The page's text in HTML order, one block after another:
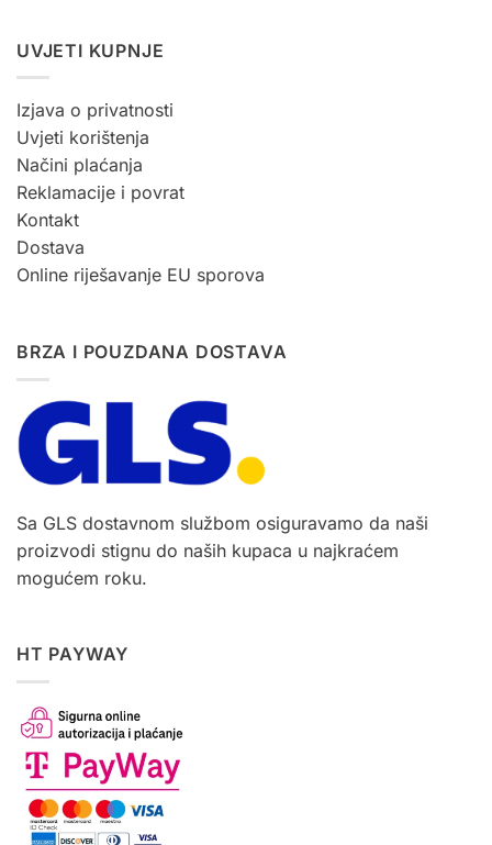
UVJETI KUPNJE
Izjava o privatnosti
Uvjeti korištenja
Načini plaćanja
Reklamacije i povrat
Kontakt
Dostava
Online riješavanje EU sporova
BRZA I POUZDANA DOSTAVA
Sa GLS dostavnom službom osiguravamo da naši
proizvodi stignu do naših kupaca u najkraćem
mogućem roku.
HT PAYWAY